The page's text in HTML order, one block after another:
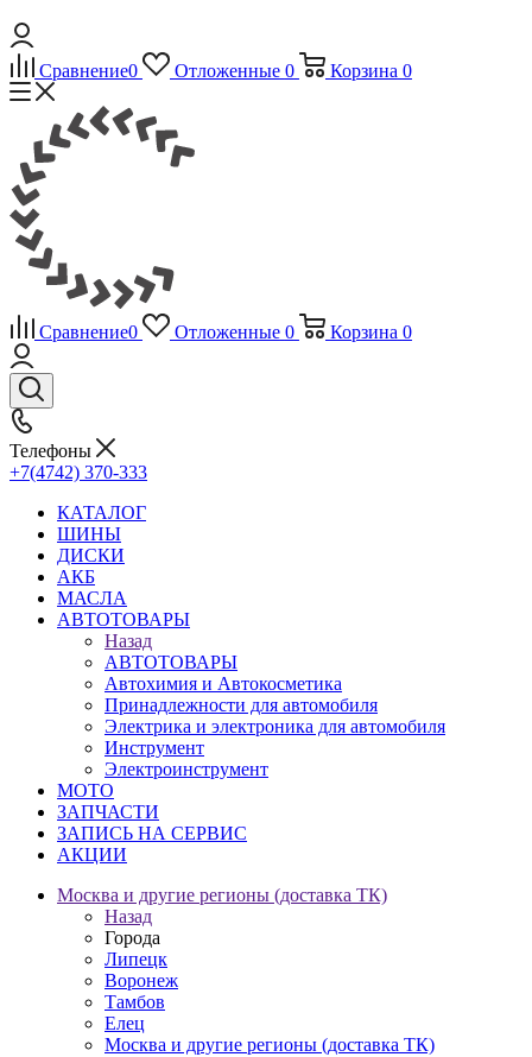
Сравнение0 Отложенные 0 Корзина 0
Сравнение0 Отложенные 0 Корзина 0
Телефоны
+7(4742) 370-333
КАТАЛОГ
ШИНЫ
ДИСКИ
АКБ
МАСЛА
АВТОТОВАРЫ
Назад
АВТОТОВАРЫ
Автохимия и Автокосметика
Принадлежности для автомобиля
Электрика и электроника для автомобиля
Инструмент
Электроинструмент
МОТО
ЗАПЧАСТИ
ЗАПИСЬ НА СЕРВИС
АКЦИИ
Москва и другие регионы (доставка ТК)
Назад
Города
Липецк
Воронеж
Тамбов
Елец
Москва и другие регионы (доставка ТК)